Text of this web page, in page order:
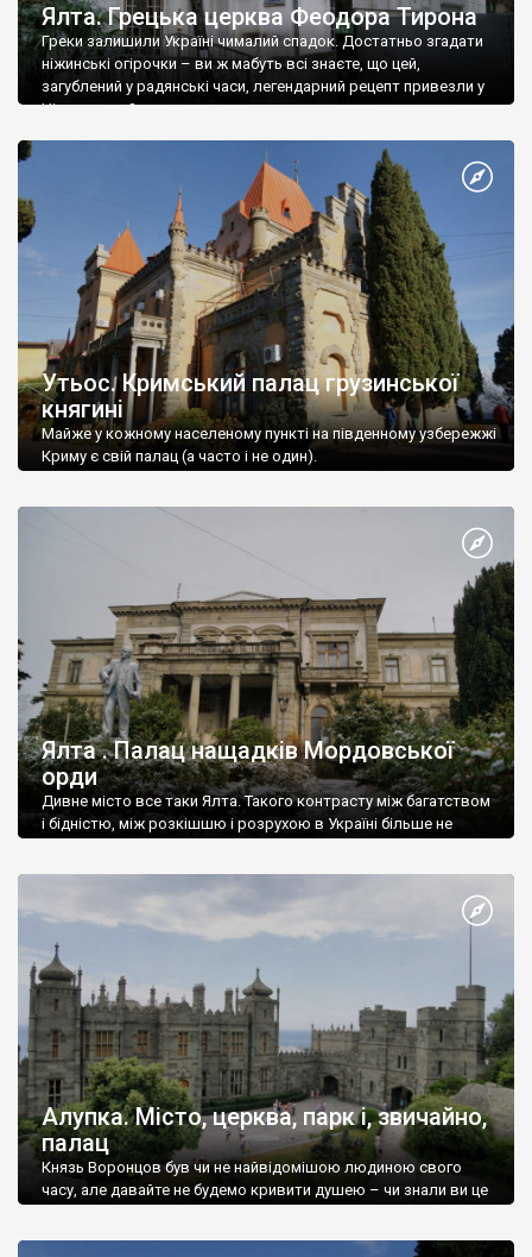
Ялта. Грецька церква Феодора Тирона
Греки залишили Україні чималий спадок. Достатньо згадати
ніжинські огірочки – ви ж мабуть всі знаєте, що цей,
загублений у радянські часи, легендарний рецепт привезли у
Ніжин греки?
Утьос. Кримський палац грузинської
княгині
Майже у кожному населеному пункті на південному узбережжі
Криму є свій палац (а часто і не один).
Ялта . Палац нащадків Мордовської
орди
Дивне місто все таки Ялта. Такого контрасту між багатством
і бідністю, між розкішшю і розрухою в Україні більше не
Алупка. Місто, церква, парк і, звичайно,
палац
Князь Воронцов був чи не найвідомішою людиною свого
часу, але давайте не будемо кривити душею – чи знали ви це